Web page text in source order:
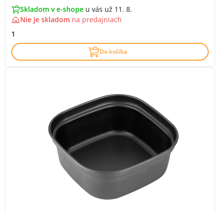
Skladom v e-shope u vás už 11. 8.
Nie je skladom na predajniach
1
Do košíka